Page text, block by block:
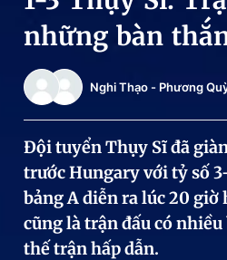
Chuyên mục khác
Tin thị trường
Video
Sản phẩm khác
Tin đã xem
Đăng xuất
những bàn
Nghi Thạo - Phương
Đội tuyển Thụy Sĩ đã
trước Hungary với tỷ số
bảng A diễn ra lúc 20 giờ
cũng là trận đấu có
thế trận hấp dẫn.